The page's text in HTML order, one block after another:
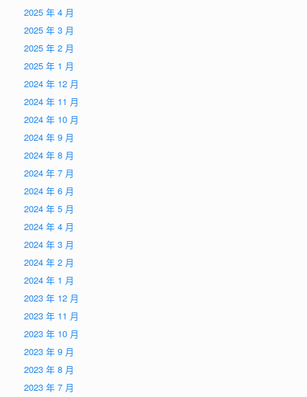
2025 年 4 月
2025 年 3 月
2025 年 2 月
2025 年 1 月
2024 年 12 月
2024 年 11 月
2024 年 10 月
2024 年 9 月
2024 年 8 月
2024 年 7 月
2024 年 6 月
2024 年 5 月
2024 年 4 月
2024 年 3 月
2024 年 2 月
2024 年 1 月
2023 年 12 月
2023 年 11 月
2023 年 10 月
2023 年 9 月
2023 年 8 月
2023 年 7 月